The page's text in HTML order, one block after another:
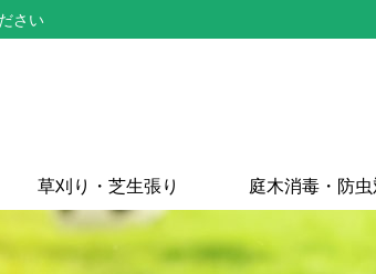
さい
草刈り・芝生張り 庭木消毒・防